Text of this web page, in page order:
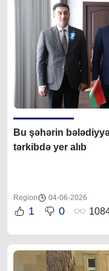
Bu şəhərin b
tərkibdə yer alıb
Region 04-06-2026
1 0